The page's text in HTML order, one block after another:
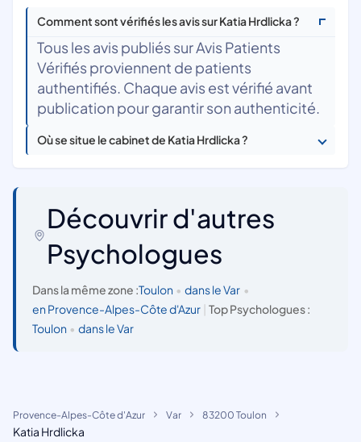
Comment sont vérifiés les avis sur Katia Hrdlicka ?
Tous les avis publiés sur Avis Patients
Vérifiés proviennent de patients
authentifiés. Chaque avis est vérifié avant
publication pour garantir son authenticité.
Où se situe le cabinet de Katia Hrdlicka ?
Découvrir d'autres
Psychologues
Dans la même zone :Toulon • dans le Var •
en Provence-Alpes-Côte d'Azur
Top Psychologues :
Toulon • dans le Var
Provence-Alpes-Côte d'Azur Var 83200 Toulon
Katia Hrdlicka